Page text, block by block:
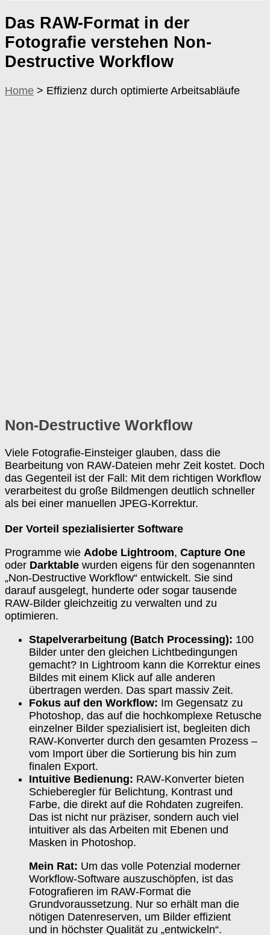
Das RAW-Format in der
Fotografie verstehen Non-
Destructive Workflow
Home > Effizienz durch optimierte Arbeitsabläufe
Non-Destructive Workflow
Viele Fotografie-Einsteiger glauben, dass die
Bearbeitung von RAW-Dateien mehr Zeit kostet. Doch
das Gegenteil ist der Fall: Mit dem richtigen Workflow
verarbeitest du große Bildmengen deutlich schneller
als bei einer manuellen JPEG-Korrektur.
Der Vorteil spezialisierter Software
Programme wie Adobe Lightroom, Capture One
oder Darktable wurden eigens für den sogenannten
„Non-Destructive Workflow“ entwickelt. Sie sind
darauf ausgelegt, hunderte oder sogar tausende
RAW-Bilder gleichzeitig zu verwalten und zu
optimieren.
Stapelverarbeitung (Batch Processing): 100
Bilder unter den gleichen Lichtbedingungen
gemacht? In Lightroom kann die Korrektur eines
Bildes mit einem Klick auf alle anderen
übertragen werden. Das spart massiv Zeit.
Fokus auf den Workflow: Im Gegensatz zu
Photoshop, das auf die hochkomplexe Retusche
einzelner Bilder spezialisiert ist, begleiten dich
RAW-Konverter durch den gesamten Prozess –
vom Import über die Sortierung bis hin zum
finalen Export.
Intuitive Bedienung: RAW-Konverter bieten
Schieberegler für Belichtung, Kontrast und
Farbe, die direkt auf die Rohdaten zugreifen.
Das ist nicht nur präziser, sondern auch viel
intuitiver als das Arbeiten mit Ebenen und
Masken in Photoshop.
Mein Rat: Um das volle Potenzial moderner
Workflow-Software auszuschöpfen, ist das
Fotografieren im RAW-Format die
Grundvoraussetzung. Nur so erhält man die
nötigen Datenreserven, um Bilder effizient
und in höchster Qualität zu „entwickeln“.